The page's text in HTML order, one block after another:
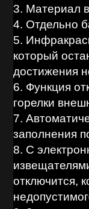
3. Материал
4. Отдельно
5.
который
достижения
6. Функция
горелки
7.
заполнения
8. С
отключится,